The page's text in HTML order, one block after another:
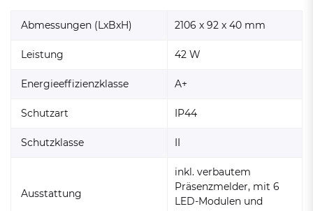
Abmessungen (LxBxH) 2106 x 92 x 40 mm
Leistung 42 W
Energieeffizienzklasse A+
Schutzart IP44
Schutzklasse II
Ausstattung
inkl. verbautem
Präsenzmelder, mit 6
LED-Modulen und